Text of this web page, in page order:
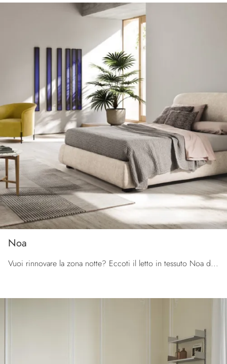
Noa
Vuoi rinnovare la zona notte? Eccoti il letto in tessuto Noa di Calligaris per spazi moderni.